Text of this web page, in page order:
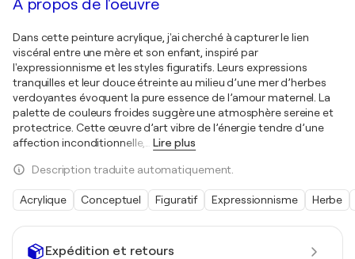
Expédition et retours
À propos de l'oeuvre
Dans cette peinture acrylique, j'ai cherché à capturer le lien
viscéral entre une mère et son enfant, inspiré par
l'expressionnisme et les styles figuratifs. Leurs expressions
tranquilles et leur douce étreinte au milieu d’une mer d’herbes
verdoyantes évoquent la pure essence de l’amour maternel. La
palette de couleurs froides suggère une atmosphère sereine et
protectrice. Cette œuvre d’art vibre de l’énergie tendre d’une
affection inconditionnelle,
Lire plus
Description traduite automatiquement.
Acrylique Conceptuel Figuratif Expressionnisme Herbe